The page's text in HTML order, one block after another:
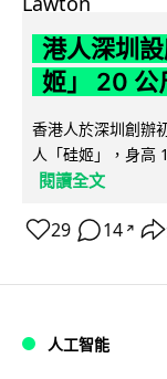
港人深圳
姬」 20 公
香港人於深圳創辦
人「硅姬」，身高
閱讀全文
29 14 ↗
人工智能